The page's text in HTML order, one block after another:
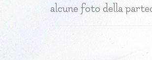
alcune foto della